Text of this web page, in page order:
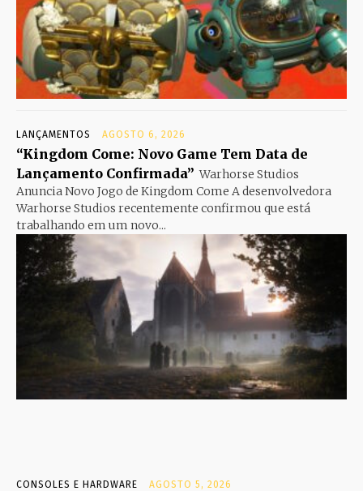
LANÇAMENTOS AGOSTO 6, 2026
“Kingdom Come: Novo Game Tem Data de
Lançamento Confirmada” Warhorse Studios
Anuncia Novo Jogo de Kingdom Come A desenvolvedora
Warhorse Studios recentemente confirmou que está
trabalhando em um novo...
CONSOLES E HARDWARE AGOSTO 5, 2026